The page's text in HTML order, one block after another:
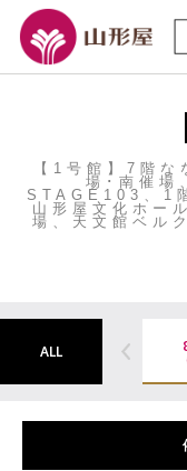
【1号館】7階
場･南催
STAGE103、1
山形屋文化ホー
場、天文館ベル
ALL